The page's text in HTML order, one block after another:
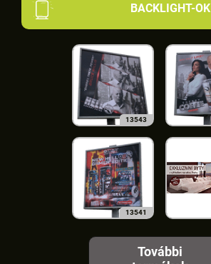
BACKLIGHT-OK
13543
13541
További